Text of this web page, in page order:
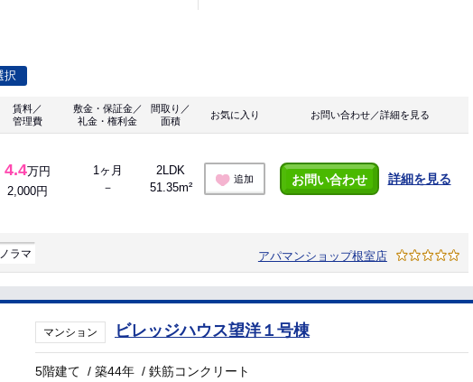
択
賃料／
管理費
敷金・保証金／
礼金・権利金
間取り／
面積
お気に入り お問い合わせ／詳細を見る
4.4万円
2,000円
1ヶ月
－
2LDK
51.35m²
追加 お問い合わせ 詳細を見る
ラマ アパマンショップ根室店
マンション ビレッジハウス望洋１号棟
5階建て /築44年 /鉄筋コンクリート